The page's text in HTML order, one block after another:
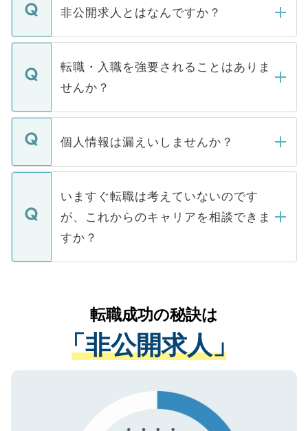
登録内容を確認し、その後メールもしくは
ます。通常、5営業日以内にはご連絡をせて
いただきますので、しばらくお待ちくださ
非公開求人とはなんですか？
マイナビDOCTORで取り扱っている求人の
うち約3割は、Webサイトからご覧いただ
けない「非公開求人」です。非公開求人は
下記の理由によって、一般には公開してい
ません。
■応募殺到を避けるため 人気のある医療機
関を公にしてしまうと、応募が殺到する場
に、医療機関が求める条件に合った人材の
みを人材紹介会社に依頼するケースが増え
ています。
転職・入職を強要されることはありま
せんか？
転職・入職を強要することは一切ありませ
ん。また、仮に応募先から内定をいただい
定を承諾する必要はありません。内定先へ
の辞退の連絡はキャリアパートナーが行い
個人情報は漏えいしませんか？
個人情報が漏えいすることはありませんの
で、ご安心ください。当サイトからの登録
などで収集したご登録者様の個人情報は、
ご本人のキャリアアップおよび転職活動の
支援を目的に使用いたします。お預かりし
ているすべての個人データはご本人の許可
は、個人情報の取り扱いについての厳密な
管理基準を満たした事業者のみに付与され
る、プライバシーマークを取得済みです。
で、機密保持に関してもご安心ください。
いますぐ転職は考えていないのです
が、これからのキャリアを相談できま
すか？
かがいして、現在の医療機関の状況や紹介
経験をまじえながら、適切なアドバイスを
させていただきます。すぐにご転職をされ
ない方には、長期的なサポートが可能です
ので、まずはご登録ください。
転職成功の秘訣は
「非公開求人」